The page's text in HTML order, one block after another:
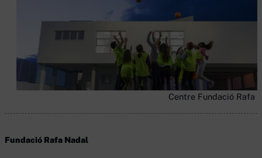
Centre Fundació Rafa
Fundació Rafa Nadal